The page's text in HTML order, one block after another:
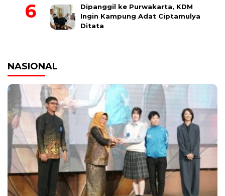
Dipanggil ke Purwakarta, KDM
Ingin Kampung Adat Ciptamulya
Ditata
NASIONAL